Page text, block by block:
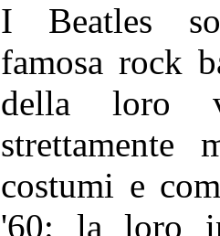
I Beatles
famosa rock
della loro
strettamente
costumi e
'60: la loro